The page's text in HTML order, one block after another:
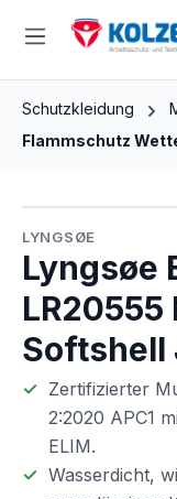
Zum Hauptinhalt
Schutzkleidung
Flammschutz
LYNGSØE
Lyngsøe
Softshell
Zertifizierter
2:2020 APC1
ELIM.
Wasserdicht,